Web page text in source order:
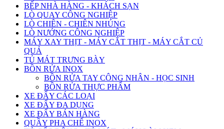
BẾP NHÀ HÀNG - KHÁCH SẠN
LÒ QUAY CÔNG NGHIỆP
LÒ CHIÊN - CHIÊN NHÚNG
LÒ NƯỚNG CÔNG NGHIỆP
MÁY XAY THỊT - MÁY CẮT THỊT - MÁY CẮT CỦ
QUẢ
TỦ MÁT TRƯNG BÀY
BỒN RỬA INOX
BỒN RỬA TAY CÔNG NHÂN - HỌC SINH
BỒN RỬA THỰC PHẨM
XE ĐẨY CÁC LOẠI
XE ĐẨY ĐA DỤNG
XE ĐẨY BÁN HÀNG
QUẦY PHA CHẾ INOX